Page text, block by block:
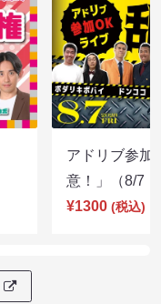
アドリブ参加
意！」（8/7
¥1300 (税込)